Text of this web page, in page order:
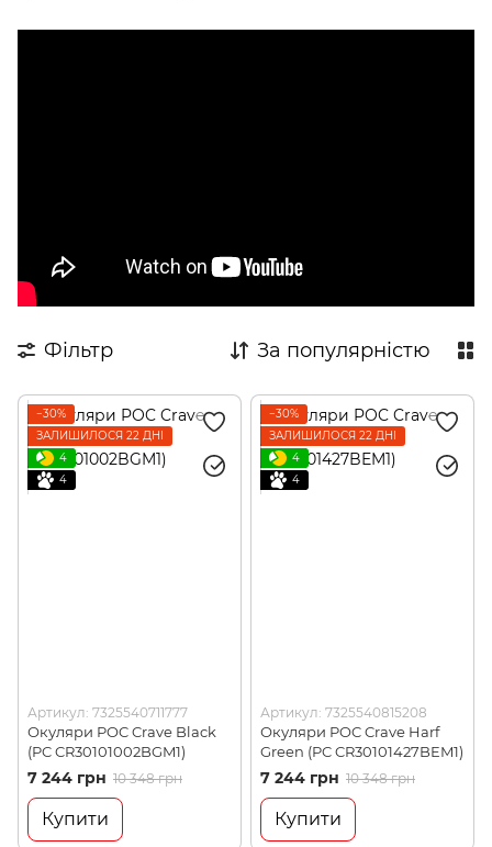
Фільтр За популярністю
−30%
ЗАЛИШИЛОСЯ 22 ДНІ
4
4
Артикул: 7325540711777
Окуляри POC Crave Black
(PC CR30101002BGM1)
7 244 грн 10 348 грн
Купити
−30%
ЗАЛИШИЛОСЯ 22 ДНІ
4
4
Артикул: 7325540815208
Окуляри POC Crave Harf
Green (PC CR30101427BEM1)
7 244 грн 10 348 грн
Купити